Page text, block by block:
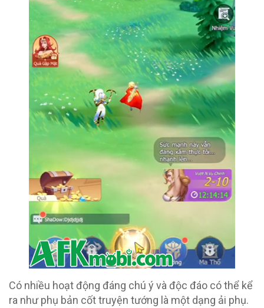
Có nhiều hoạt động đáng chú ý và độc đáo có thể kể
ra như phụ bản cốt truyện tướng là một dạng ải phụ.